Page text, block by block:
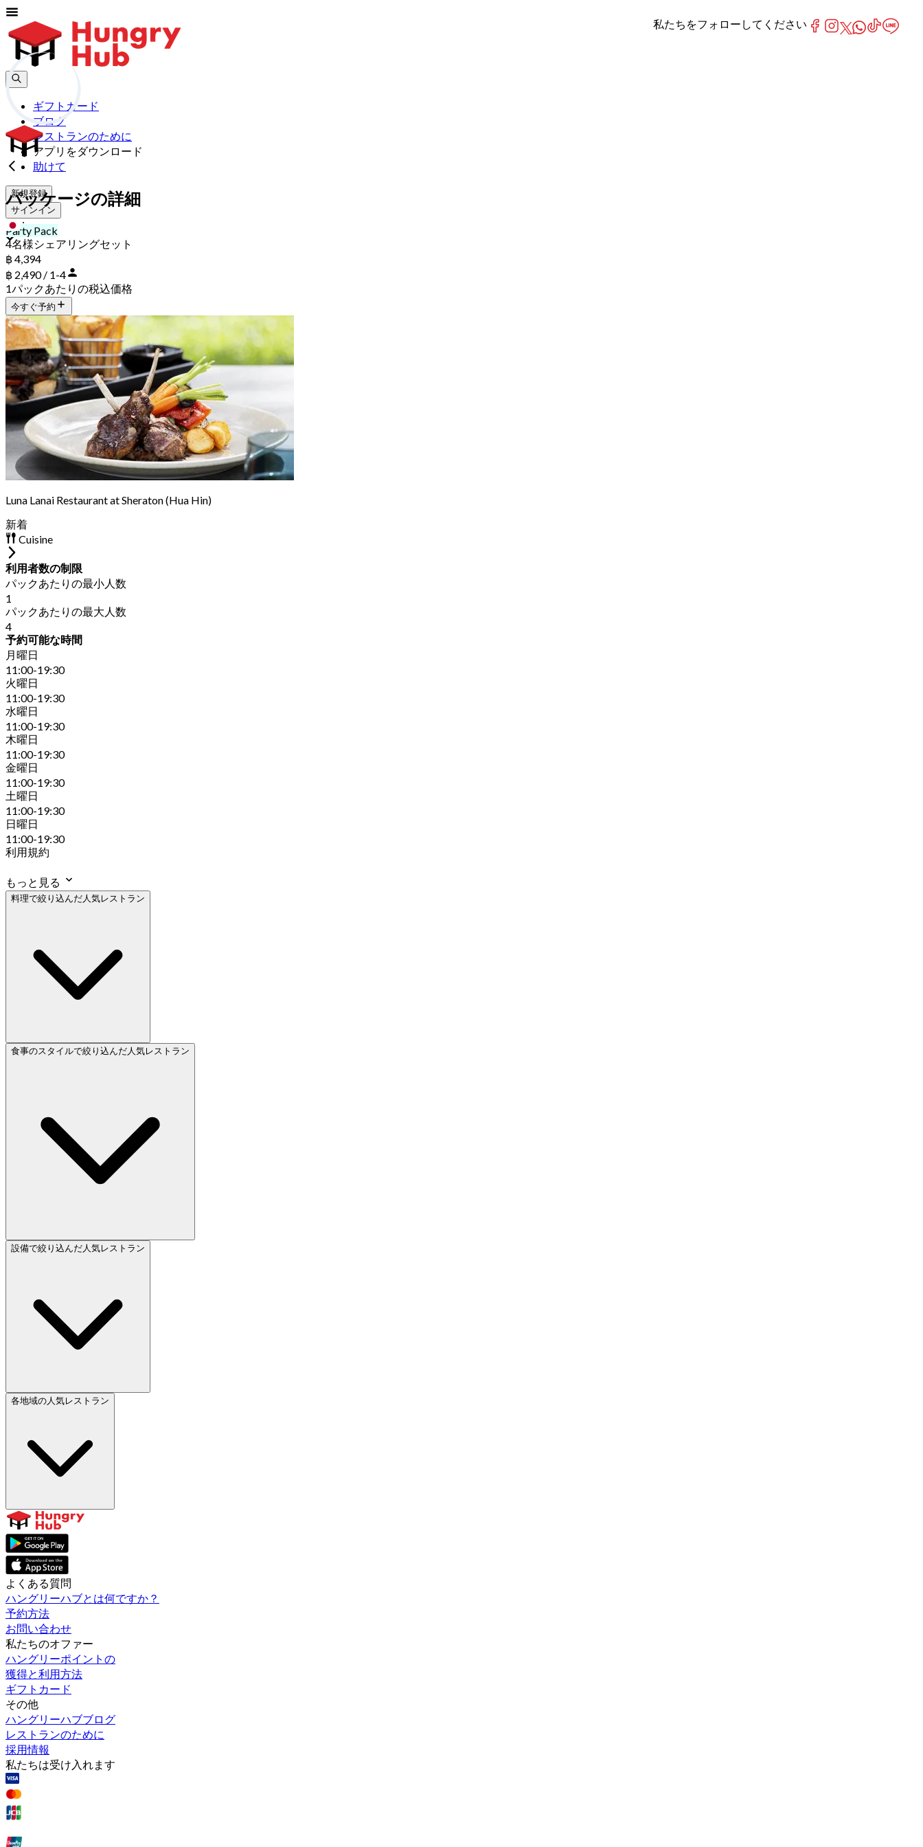
ギフトカード
ブログ
レストランのために
アプリをダウンロード
助けて
新規登録
サインイン
jp
パッケージの詳細
Party Pack
4名様シェアリングセット
฿ 4,394
฿ 2,490 / 1-4
1パックあたりの税込価格
今すぐ予約
Luna Lanai Restaurant at Sheraton (Hua Hin)
新着
Cuisine
利用者数の制限
パックあたりの最小人数
1
パックあたりの最大人数
4
予約可能な時間
月曜日
11:00-19:30
火曜日
11:00-19:30
水曜日
11:00-19:30
木曜日
11:00-19:30
金曜日
11:00-19:30
土曜日
11:00-19:30
日曜日
11:00-19:30
利用規約
もっと見る
料理で絞り込んだ人気レストラン
食事のスタイルで絞り込んだ人気レストラン
設備で絞り込んだ人気レストラン
各地域の人気レストラン
よくある質問
ハングリーハブとは何ですか？
予約方法
お問い合わせ
私たちのオファー
ハングリーポイントの
獲得と利用方法
ギフトカード
その他
ハングリーハブブログ
レストランのために
採用情報
私たちは受け入れます
私たちをフォローしてください